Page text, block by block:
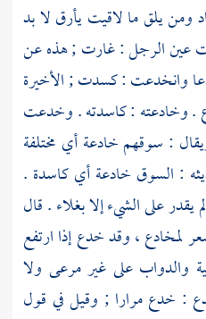
ومن يلق ما لاقيت يأرق لا بد
عين الرجل : غارت ; هذه عن
وانخدعت : كسدت ; الأخيرة
. وخادعته : كاسدته . وخدعت
: سوقهم خادعة أي مختلفة
: السوق خادعة أي كاسدة .
على الشيء إلا بغلاء . قال
لمخادع ، وقد خدع إذا ارتفع
والدواب على غير مرعى ولا
: خدع مرارا ; وقيل في قول